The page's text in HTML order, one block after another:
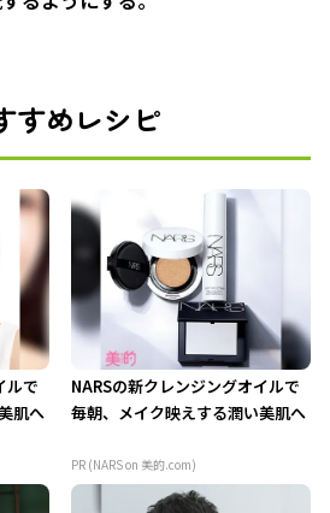
すめレシピ
ルで
肌へ
NARSの新クレンジングオイルで
毎朝、メイク映えする潤い美肌へ
PR (NARS on 美的.com)